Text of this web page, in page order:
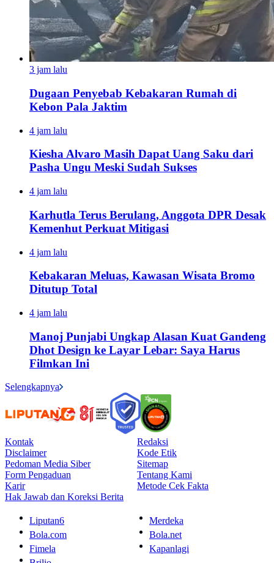
3 jam lalu
Dugaan Penyebab Kebakaran Rumah di
Kebon Pala Jaktim
4 jam lalu
Kiesha Alvaro Masih Dapat Uang Saku dari
Pasha Ungu Meski Sudah Sukses
4 jam lalu
Karhutla Terus Berulang, Anggota DPR Desak
Kemenhut Perkuat Mitigasi
4 jam lalu
Kebakaran Meluas, Kawasan Wisata Bromo
Ditutup Total
4 jam lalu
Manoj Punjabi Ungkap Alasan Kuat Gandeng
Dhot Design ke Layar Lebar: Saya Harus
Filmkan Ini
Selengkapnya
Kontak
Redaksi
Disclaimer
Kode Etik
Pedoman Media Siber
Sitemap
Form Pengaduan
Tentang Kami
Karir
Metode Cek Fakta
Hak Jawab dan Koreksi Berita
Liputan6
Merdeka
Bola.com
Bola.net
Fimela
Kapanlagi